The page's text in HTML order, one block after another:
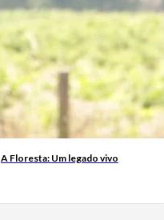
A Floresta: Um legado vivo